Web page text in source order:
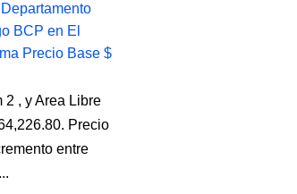
BCP en El
Precio Base $
2 , y Area Libre
Precio
entre